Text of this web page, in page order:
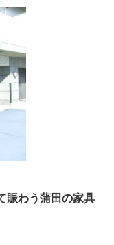
賑わう蒲田の家具